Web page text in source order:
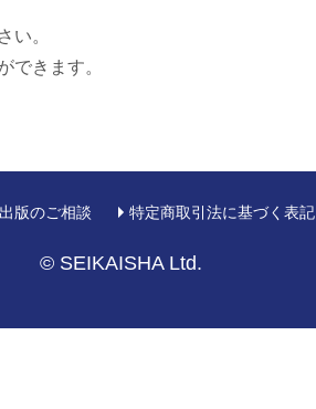
い。
できます。
版のご相談 特定商取引法に基づく表記
© SEIKAISHA Ltd.